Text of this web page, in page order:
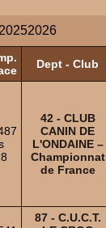
20252026
Dept - Club
42 - CLUB
CANIN DE
L'ONDAINE –
Championnat
de France
87 - C.U.C.T.